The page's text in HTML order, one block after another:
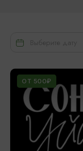
ОТ 500₽